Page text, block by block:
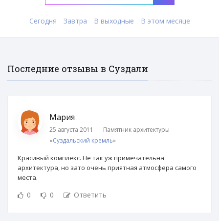
Сегодня Завтра В выходные В этом месяце
Последние отзывы в Суздали
Мария
25 августа 2011
Памятник архитектуры
«Суздальский кремль»
Красивый комплекс. Не так уж примечательна
архитектура, но зато очень приятная атмосфера самого
места.
0 0 Ответить